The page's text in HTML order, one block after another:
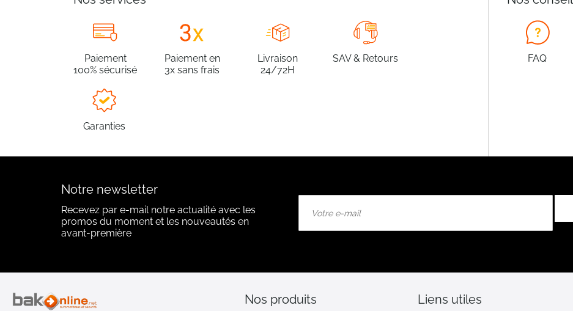
Paiement
100% sécurisé
Paiement en
3x sans frais
Livraison
24/72H
SAV & Retours
Garanties
FAQ
Notre newsletter
Recevez par e-mail notre actualité avec les
promos du moment et les nouveautés en
avant-première
notre
:
Nos produits Liens utiles